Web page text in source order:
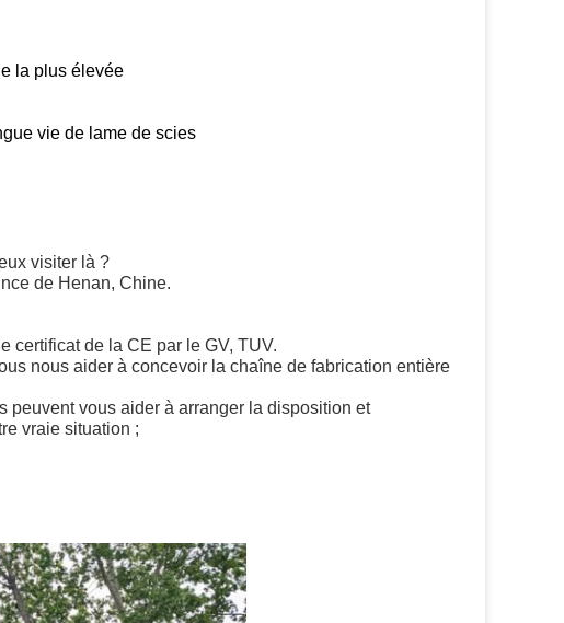
la plus élevée
vie de lame de scies
visiter là ?
de Henan, Chine.
certificat de la CE par le GV, TUV.
nous aider à concevoir la chaîne de fabrication entière
peuvent vous aider à arranger la disposition et
vraie situation ;